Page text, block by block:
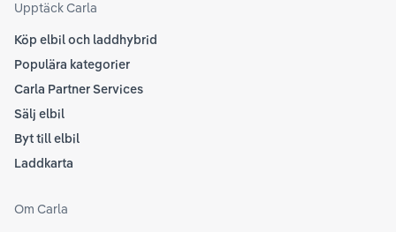
Upptäck Carla
Köp elbil och laddhybrid
Populära kategorier
Carla Partner Services
Sälj elbil
Byt till elbil
Laddkarta
Om Carla